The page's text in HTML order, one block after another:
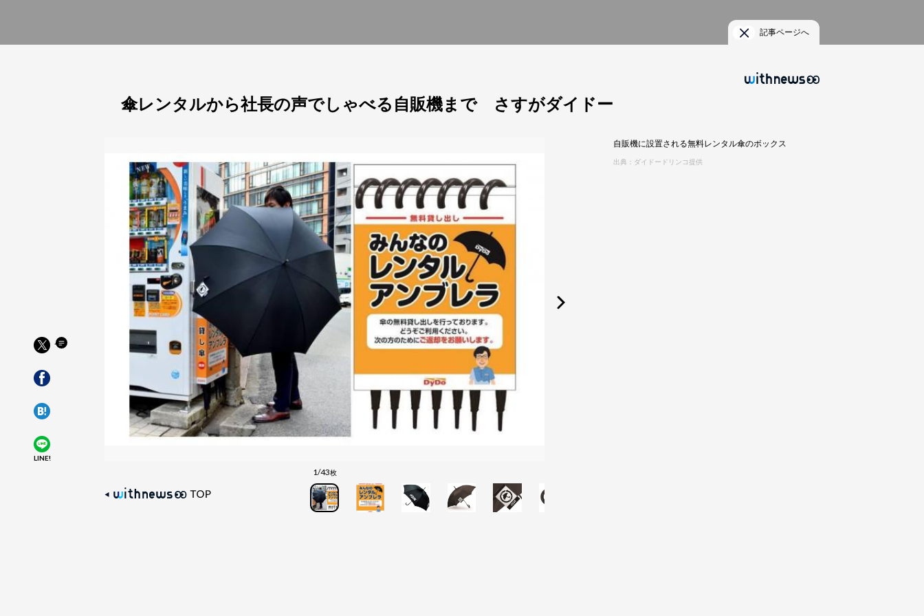
LINE!
記事ページへ
傘レンタルから社長の声でしゃべる自販機まで さすがダイドー
1/43枚
自販機に設置される無料レンタル傘のボックス
出典：ダイドードリンコ提供